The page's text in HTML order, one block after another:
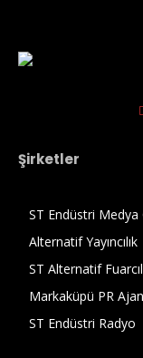
Şirketler
ST Endüstri Medya
Alternatif Yayıncılık
ST Alternatif
Markaküpü PR
ST Endüstri Radyo